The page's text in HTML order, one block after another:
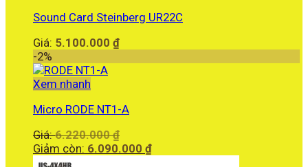
Sound Card Steinberg UR22C
Giá: 5.100.000 ₫
-2%
Xem nhanh
Micro RODE NT1-A
Giá:6.220.000₫
gốc
Giảm còn: 6.090.000 ₫Giá